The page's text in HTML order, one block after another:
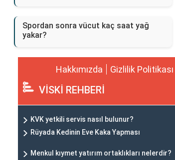
Spordan sonra vücut kaç saat yağ
yakar?
Hakkımızda Gizlilik Politikası
VİSKİ REHBERİ
KVK yetkili servis nasıl bulunur?
Rüyada Kedinin Eve Kaka Yapması
Menkul kıymet yatırım ortaklıkları nelerdir?